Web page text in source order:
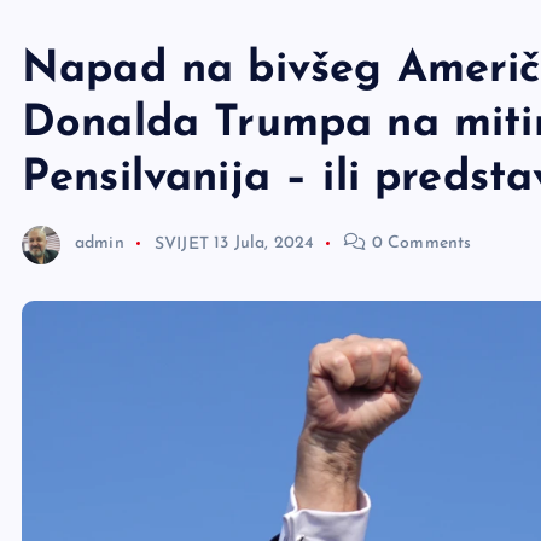
Napad na bivšeg
Donalda Trumpa na
Pensilvanija – ili
admin SVIJET 13 Jula, 2024 0 Comments